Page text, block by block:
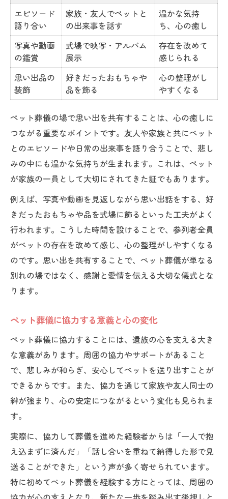
エピソード
語り合い
家族・友人でペットと
の出来事を話す
温かな気持
ち、心の癒し
写真や動画
の鑑賞
式場で映写・アルバム
展示
存在を改めて
感じられる
思い出品の
装飾
好きだったおもちゃや
品を飾る
心の整理がし
やすくなる
ペット葬儀の場で思い出を共有することは、心の癒しに
つながる重要なポイントです。友人や家族と共にペット
とのエピソードや日常の出来事を語り合うことで、悲し
みの中にも温かな気持ちが生まれます。これは、ペット
が家族の一員として大切にされてきた証でもあります。
例えば、写真や動画を見返しながら思い出話をする、好
きだったおもちゃや品を式場に飾るといった工夫がよく
行われます。こうした時間を設けることで、参列者全員
がペットの存在を改めて感じ、心の整理がしやすくなる
のです。思い出を共有することで、ペット葬儀が単なる
別れの場ではなく、感謝と愛情を伝える大切な儀式とな
ります。
ペット葬儀に協力する意義と心の変化
ペット葬儀に協力することには、遺族の心を支える大き
な意義があります。周囲の協力やサポートがあること
で、悲しみが和らぎ、安心してペットを送り出すことが
できるからです。また、協力を通じて家族や友人同士の
絆が強まり、心の安定につながるという変化も見られま
す。
実際に、協力して葬儀を進めた経験者からは「一人で抱
え込まずに済んだ」「話し合いを重ねて納得した形で見
送ることができた」という声が多く寄せられています。
特に初めてペット葬儀を経験する方にとっては、周囲の